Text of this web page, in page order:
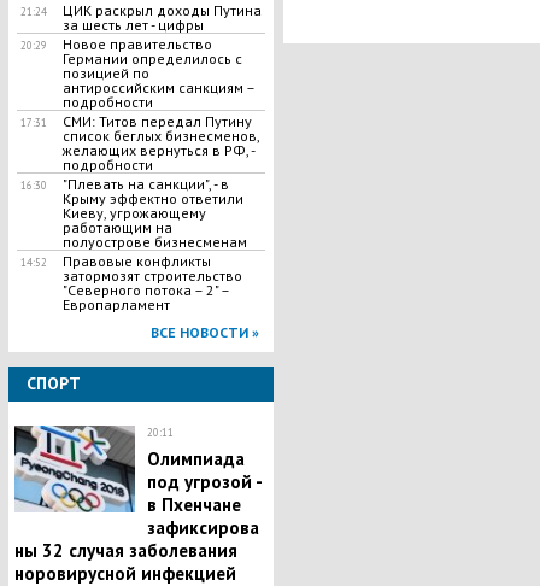
21:24
ЦИК раскрыл доходы Путина
за шесть лет - цифры
20:29
Новое правительство
Германии определилось с
позицией по
антироссийским санкциям –
подробности
17:31
СМИ: Титов передал Путину
список беглых бизнесменов,
желающих вернуться в РФ, -
подробности
16:30
"Плевать на санкции", - в
Крыму эффектно ответили
Киеву, угрожающему
работающим на
полуострове бизнесменам
14:52
Правовые конфликты
затормозят строительство
"Северного потока – 2" –
Европарламент
ВСЕ НОВОСТИ »
СПОРТ
20:11
Олимпиада
под угрозой -
в Пхенчане
зафиксирова
ны 32 случая заболевания
норовирусной инфекцией